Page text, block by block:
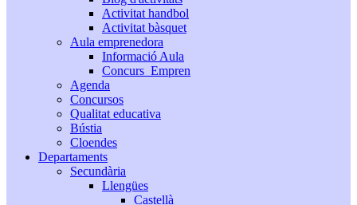
Activitat handbol
Activitat bàsquet
Aula emprenedora
Informació Aula
Concurs_Empren
Agenda
Concursos
Qualitat educativa
Bústia
Cloendes
Departaments
Secundària
Llengües
Castellà